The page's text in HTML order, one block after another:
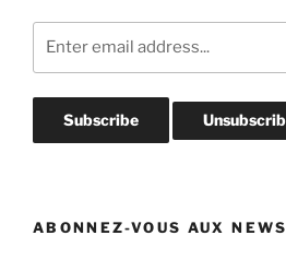
ABONNEZ-VOUS AUX NEWS